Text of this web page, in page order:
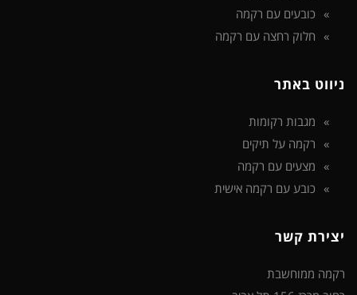
כובעים עם רקמה
חלוק רחצה עם רקמה
ניווט באתר
מגבות רקומות
רקמה על תיקים
מצעים עם רקמה
כובע עם רקמה אישית
יצירת קשר
רקמה ממוחשבת